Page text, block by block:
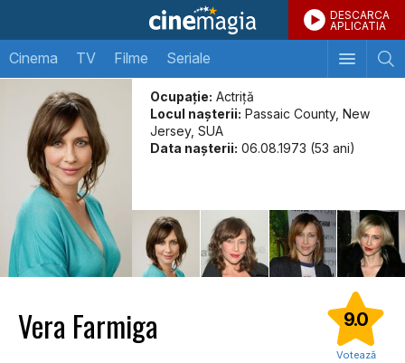
DESCARCA
APLICATIA
Cinema TV Filme Seriale
Ocupație: Actriță
Locul naşterii: Passaic County, New
Jersey, SUA
Data naşterii: 06.08.1973 (53 ani)
Vera Farmiga 9.0
Votează